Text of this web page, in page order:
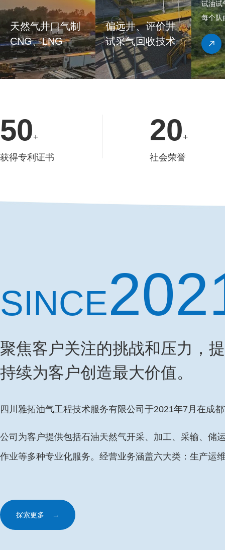
天然气井口气制
CNG、LNG
偏远井、评价井
试采气回收技术
服务
试油试
每个队
50+
获得专利证书
20+
社会荣誉
SINCE
聚焦客户关注的挑战和压力，
持续为客户创造最大价值。
四川雅拓油气工程技术服务有限公司于2021年7月在成
公司为客户提供包括石油天然气开采、加工、采输、储
作业等多种专业化服务。经营业务涵盖六大类：生产运
探索更多 →